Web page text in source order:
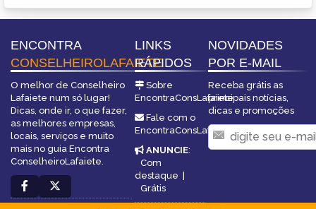
ENCONTRA
CONSELHEIROLAFAIETE
O melhor de Conselheiro
Lafaiete num só lugar!
Dicas, onde ir, o que fazer,
as melhores empresas,
locais, serviços e muito
mais no guia Encontra
ConselheiroLafaiete.
LINKS
RÁPIDOS
Sobre
EncontraConsLafaiete
Fale com o
EncontraConsLafaiete
ANUNCIE:
Com
destaque |
Grátis
NOVIDADES
POR E-MAIL
Receba grátis as
principais notícias,
dicas e promoções